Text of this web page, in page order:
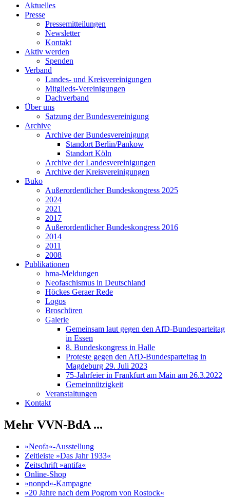
Aktuelles
Presse
Pressemitteilungen
Newsletter
Kontakt
Aktiv werden
Spenden
Verband
Landes- und Kreisvereinigungen
Mitglieds-Vereinigungen
Dachverband
Über uns
Satzung der Bundesvereinigung
Archive
Archive der Bundesvereinigung
Standort Berlin/Pankow
Standort Köln
Archive der Landesvereinigungen
Archive der Kreisvereinigungen
Buko
Außerordentlicher Bundeskongress 2025
2024
2021
2017
Außerordentlicher Bundeskongress 2016
2014
2011
2008
Publikationen
hma-Meldungen
Neofaschismus in Deutschland
Höckes Geraer Rede
Logos
Broschüren
Galerie
Gemeinsam laut gegen den AfD-Bundesparteitag
in Essen
8. Bundeskongress in Halle
Proteste gegen den AfD-Bundesparteitag in
Magdeburg 29. Juli 2023
75-Jahrfeier in Frankfurt am Main am 26.3.2022
Gemeinnützigkeit
Veranstaltungen
Kontakt
Mehr VVN-BdA ...
»Neofa«-Ausstellung
Zeitleiste »Das Jahr 1933«
Zeitschrift »antifa«
Online-Shop
»nonpd«-Kampagne
»20 Jahre nach dem Pogrom von Rostock«